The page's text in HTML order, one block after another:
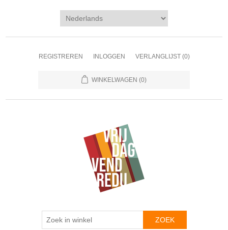
REGISTREREN INLOGGEN VERLANGLIJST (0)
WINKELWAGEN (0)